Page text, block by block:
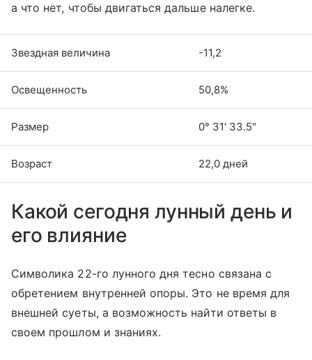
а что нет, чтобы двигаться дальше налегке.
Звездная величина -11,2
Освещенность 50,8%
Размер 0° 31' 33.5"
Возраст 22,0 дней
Какой сегодня лунный день и
его влияние
Символика 22-го лунного дня тесно связана с
обретением внутренней опоры. Это не время для
внешней суеты, а возможность найти ответы в
своем прошлом и знаниях.